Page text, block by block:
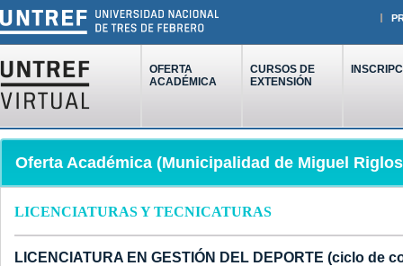
OFERTA
ACADÉMICA
CURSOS DE
EXTENSIÓN
Oferta Académica (Municipalidad de Miguel
LICENCIATURAS Y TECNICATURAS
LICENCIATURA EN GESTIÓN DEL DEPORTE (ciclo de